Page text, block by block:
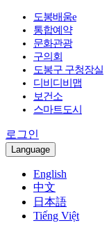
도봉배움e
통합예약
문화관광
구의회
도봉구 구청장실
디비디비맵
보건소
스마트도시
로그인
Language
English
中文
日本語
Tiếng Việt